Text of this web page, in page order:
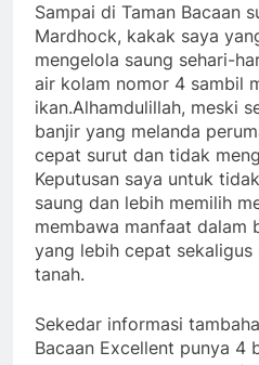
Sampai di Taman Bacaan
Mardhock, kakak saya
mengelola saung sehari-
air kolam nomor 4 sambil
ikan.Alhamdulillah, meski
banjir yang melanda
cepat surut dan tidak
Keputusan saya untuk
saung dan lebih memilih
membawa manfaat dalam
yang lebih cepat
tanah.
Sekedar informasi
Bacaan Excellent punya 4